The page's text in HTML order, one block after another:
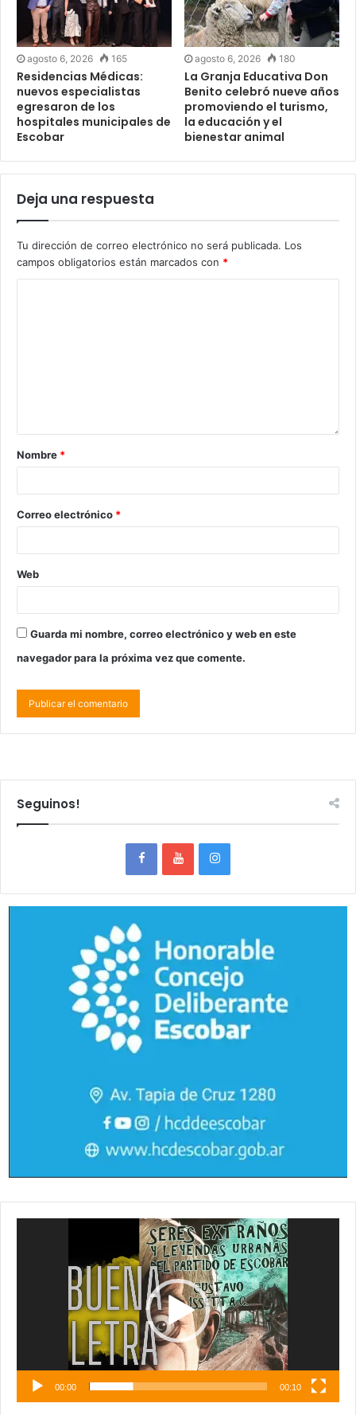
agosto 6, 2026 165
Residencias Médicas:
nuevos especialistas
egresaron de los
hospitales municipales de
Escobar
agosto 6, 2026 180
La Granja Educativa Don
Benito celebró nueve años
promoviendo el turismo,
la educación y el
bienestar animal
Deja una respuesta
Tu dirección de correo electrónico no será publicada. Los
campos obligatorios están marcados con *
Nombre *
Correo electrónico *
Web
Guarda mi nombre, correo electrónico y web en este
navegador para la próxima vez que comente.
Seguinos!
00:00 00:10